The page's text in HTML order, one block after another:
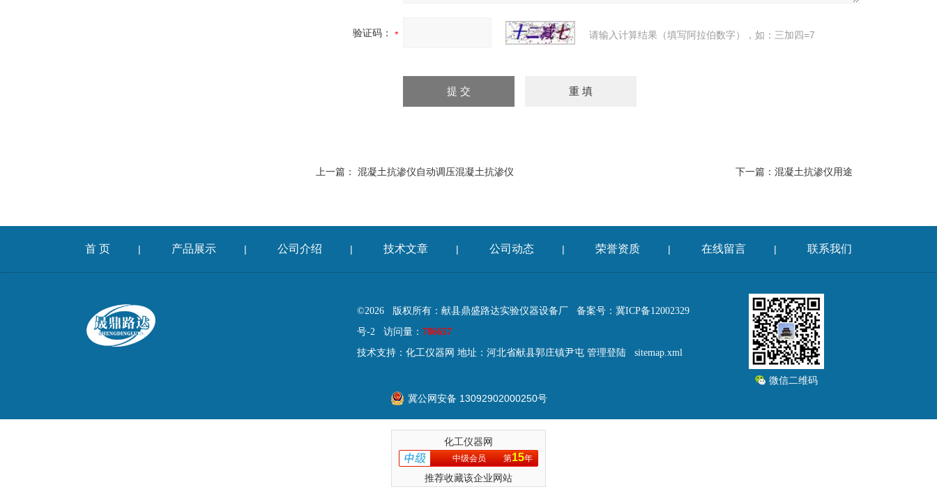
验证码： 请输入计算结果（填写阿拉伯数字），如：三加四=7
上一篇： 混凝土抗渗仪自动调压混凝土抗渗仪 下一篇： 混凝土抗渗仪用途
首 页 | 产品展示 | 公司介绍 | 技术文章 | 公司动态 | 荣誉资质 | 在线留言 | 联系我们
©2026 版权所有：献县鼎盛路达实验仪器设备厂 备案号：冀ICP备12002329
号-2 访问量： 786657
技术支持： 化工仪器网 地址：河北省献县郭庄镇尹屯 管理登陆 sitemap.xml
微信二维码
冀公网安备 13092902000250号
化工仪器网
中级会员 第15年
推荐收藏该企业网站